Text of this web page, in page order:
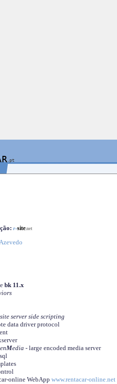
r-site.net
bk 11.x
server side scripting
data driver protocol
enMedia - large encoded media server
online WebApp www.rentacar-online.net